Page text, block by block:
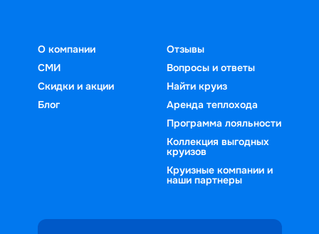
О компании
СМИ
Скидки и акции
Блог
Отзывы
Вопросы и ответы
Найти круиз
Аренда теплохода
Программа лояльности
Коллекция выгодных
круизов
Круизные компании и
наши партнеры